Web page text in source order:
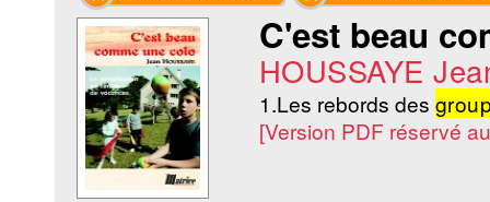
C'est beau
HOUSSAYE
1.Les rebords des
[Version PDF réservé